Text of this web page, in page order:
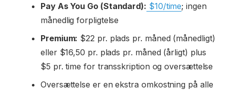
Pay As You Go (Standard): $10/time; ingen
månedlig forpligtelse
Premium: $22 pr. plads pr. måned (månedligt)
eller $16,50 pr. plads pr. måned (årligt) plus
$5 pr. time for transskription og oversættelse
Oversættelse er en ekstra omkostning på alle